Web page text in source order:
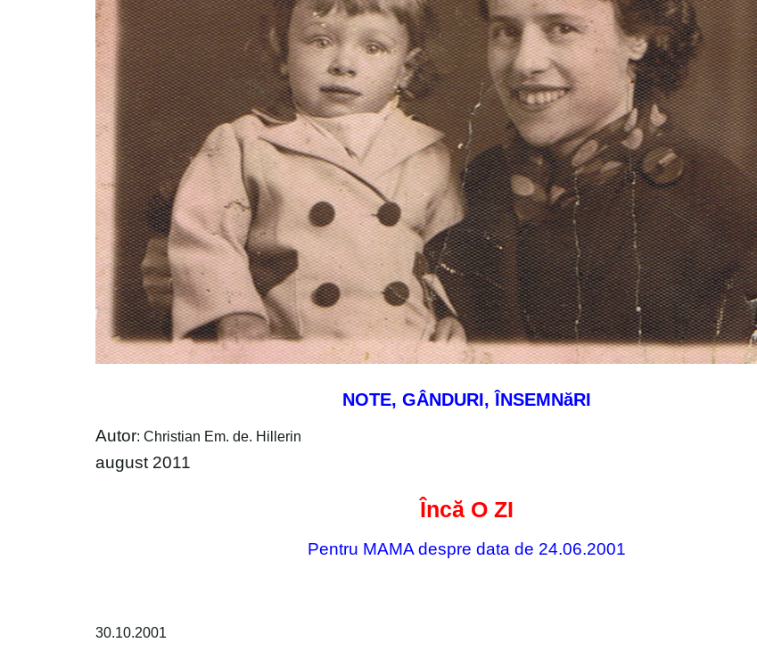
NOTE, GÂNDURI, ÎNSEMNăRI
Autor: Christian Em. de. Hillerin
august 2011
Încă O ZI
Pentru MAMA despre data de 24.06.2001
30.10.2001